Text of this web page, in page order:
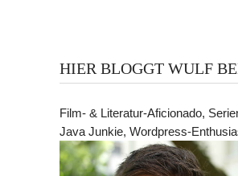
HIER BLOGGT WULF
Film- & Literatur-Aficionado,
Java Junkie, Wordpress-